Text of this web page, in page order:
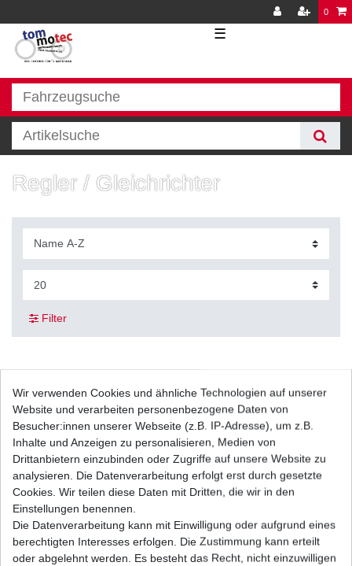
0
☰
Regler / Gleichrichter
Filter
Regler Lichtmaschine DR 650 R SP43 SP44 SP45
1992-1995 8 Kabel 48cm
76,90 € *
| 76,90 € / Stück
*inkl. ges. MwSt.zzgl.Versandkosten
Regler Lichtmaschine DR 650 SP41 SP44 SP45
UVP 101,06 € 82,49 € *
Wir verwenden Cookies und ähnliche Technologien auf unserer
Website und verarbeiten personenbezogene Daten von
Besucher:innen unserer Webseite (z.B. IP-Adresse), um z.B.
Inhalte und Anzeigen zu personalisieren, Medien von
Drittanbietern einzubinden oder Zugriffe auf unsere Website zu
analysieren. Die Datenverarbeitung erfolgt erst durch gesetzte
Cookies. Wir teilen diese Daten mit Dritten, die wir in den
Einstellungen benennen.
Die Datenverarbeitung kann mit Einwilligung oder aufgrund eines
berechtigten Interesses erfolgen. Die Zustimmung kann erteilt
oder abgelehnt werden. Es besteht das Recht, nicht einzuwilligen